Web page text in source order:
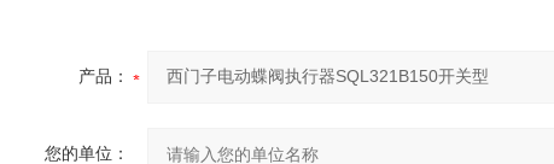
产品：
您的单位：